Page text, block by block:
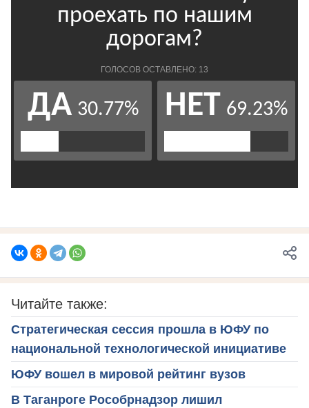
Читайте также:
Стратегическая сессия прошла в ЮФУ по
национальной технологической инициативе
ЮФУ вошел в мировой рейтинг вузов
В Таганроге Рособрнадзор лишил